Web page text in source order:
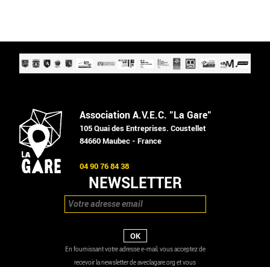
Association A.V.E.C. "La Gare"
105 Quai des Entreprises. Coustellet
84660 Maubec - France
04 90 76 84 38
NEWSLETTER
En fournissant votre adresse e-mail, vous acceptez de
recevoir la newsletter de aveclagare.org et vous